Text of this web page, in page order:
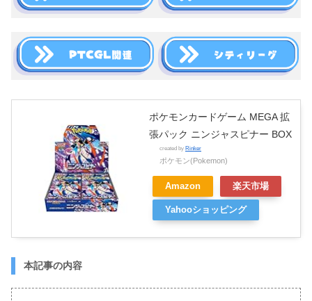
ポケモンカードゲーム MEGA 拡
張パック ニンジャスピナー BOX
created by Rinker
ポケモン(Pokemon)
Amazon 楽天市場
Yahooショッピング
本記事の内容